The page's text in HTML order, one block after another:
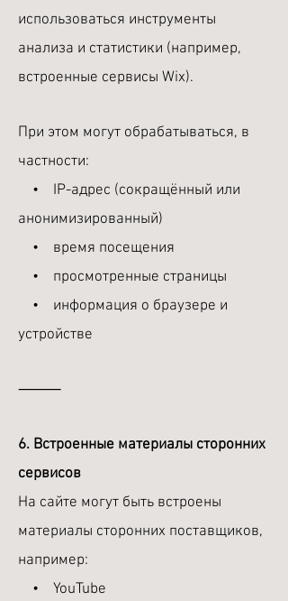
использоваться инструменты
анализа и статистики (например,
встроенные сервисы Wix).
При этом могут обрабатываться, в
частности:
• IP-адрес (сокращённый или
анонимизированный)
• время посещения
• просмотренные страницы
• информация о браузере и
устройстве
⸻
6. Встроенные материалы сторонних
сервисов
На сайте могут быть встроены
материалы сторонних поставщиков,
например:
• YouTube